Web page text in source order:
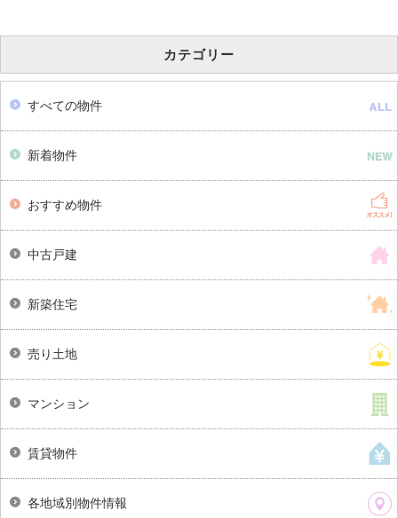
カテゴリー
すべての物件
新着物件
おすすめ物件
中古戸建
新築住宅
売り土地
マンション
賃貸物件
各地域別物件情報